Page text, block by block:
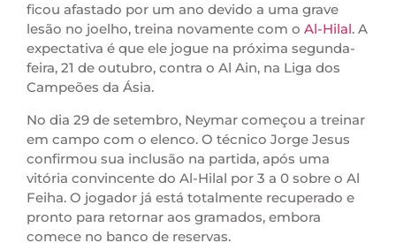
ficou afastado por um ano devido a uma grave
lesão no joelho, treina novamente com o Al-Hilal. A
expectativa é que ele jogue na próxima segunda-
feira, 21 de outubro, contra o Al Ain, na Liga dos
Campeões da Ásia.
No dia 29 de setembro, Neymar começou a treinar
em campo com o elenco. O técnico Jorge Jesus
confirmou sua inclusão na partida, após uma
vitória convincente do Al-Hilal por 3 a 0 sobre o Al
Feiha. O jogador já está totalmente recuperado e
pronto para retornar aos gramados, embora
comece no banco de reservas.